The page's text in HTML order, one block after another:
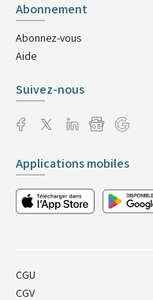
Abonnement
Abonnez-vous
Aide
Suivez-nous
Applications mobiles
CGU
CGV